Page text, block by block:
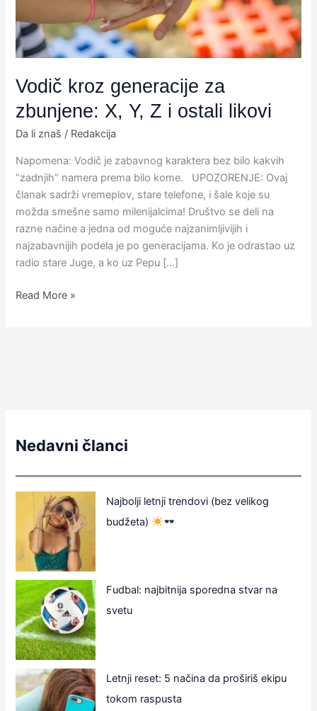
Vodič kroz generacije za
zbunjene: X, Y, Z i ostali likovi
Da li znaš / Redakcija
Napomena: Vodič je zabavnog karaktera bez bilo kakvih
“zadnjih” namera prema bilo kome. UPOZORENJE: Ovaj
članak sadrži vremeplov, stare telefone, i šale koje su
možda smešne samo milenijalcima! Društvo se deli na
razne načine a jedna od moguće najzanimljivijih i
najzabavnijih podela je po generacijama. Ko je odrastao uz
radio stare Juge, a ko uz Pepu […]
i
ostali
likovi
Read More »
Nedavni članci
Najbolji letnji trendovi (bez velikog
budžeta)
Fudbal: najbitnija sporedna stvar na
svetu
Letnji reset: 5 načina da proširiš ekipu
tokom raspusta